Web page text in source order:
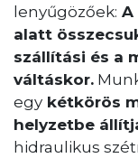
lenyűgözőek: A
alatt
szállítási és a
váltáskor.
egy kétkörös
helyzetbe
hidraulikus